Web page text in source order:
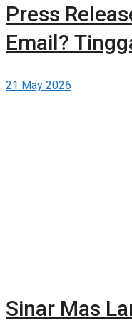
Press
Email?
Gratis di
21 May 2026
Sinar Mas